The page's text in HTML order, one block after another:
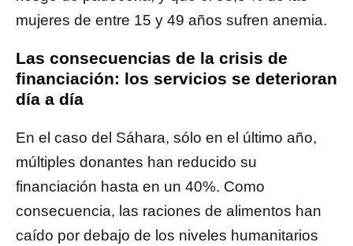
mujeres de entre 15 y 49 años sufren anemia.
Las consecuencias de la crisis de
financiación: los servicios se deterioran
día a día
En el caso del Sáhara, sólo en el último año,
múltiples donantes han reducido su
financiación hasta en un 40%. Como
consecuencia, las raciones de alimentos han
caído por debajo de los niveles humanitarios